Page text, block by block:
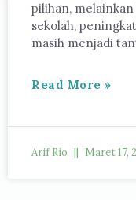
pilihan,
sekolah,
masih menjadi
Read More »
Arif Rio Maret 17,